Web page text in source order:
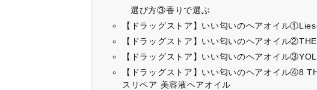
選び方③香りで選ぶ
【ドラッグストア】いい匂いのヘアオイル
【ドラッグストア】いい匂いのヘアオイル
【ドラッグストア】いい匂いのヘアオイル
【ドラッグストア】いい匂いのヘアオイル④8
スリペア 美容液ヘアオイル